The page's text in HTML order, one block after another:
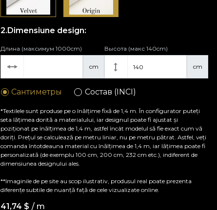
Dimensiune design:
cm
Длина (максимум 1000cm)
cm
Высота (макс 140cm)
Сантиметры Состав (INCI)
*Textilele sunt produse pe o înălțime fixă de 1,4 m. În configurator puteți
seta lățimea dorită a materialului, iar designul poate fi ajustat și
poziționat pe înălțimea de 1,4 m, astfel încât modelul să fie exact cum vă
doriți. Prețul se calculează pe metru liniar, nu pe metru pătrat. Astfel, veți
comanda întotdeauna material cu înălțimea de 1,4 m, iar lățimea poate fi
personalizată (de exemplu 100 cm, 200 cm, 232 cm etc.), indiferent de
dimensiunea designului ales.
**Imaginile de pe site au scop ilustrativ, produsul real poate prezenta
diferențe subtile de nuanță față de cele vizualizate online.
41,74 $ / m